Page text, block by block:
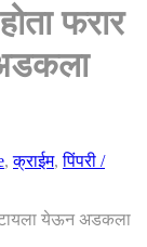
फरार
,क्राईम,पिंपरी /